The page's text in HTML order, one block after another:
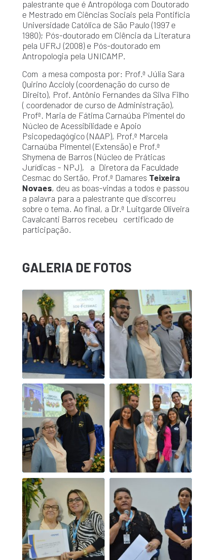
palestrante que é Antropóloga com Doutorado
e Mestrado em Ciências Sociais pela Pontifícia
Universidade Católica de São Paulo (1997 e
1980); Pós-doutorado em Ciência da Literatura
pela UFRJ (2008) e Pós-doutorado em
Antropologia pela UNICAMP.
Com a mesa composta por: Prof.ª Júlia Sara
Quirino Accioly (coordenação do curso de
Direito), Prof. Antônio Fernandes da Silva Filho
( coordenador de curso de Administração),
Profª. Maria de Fátima Carnaúba Pimentel do
Núcleo de Acessibilidade e Apoio
Psicopedagógico (NAAP), Prof.ª Marcela
Carnaúba Pimentel (Extensão) e Prof.ª
Shymena de Barros (Núcleo de Práticas
Jurídicas - NPJ), a Diretora da Faculdade
Cesmac do Sertão, Prof.ª Damares Teixeira
Novaes, deu as boas-vindas a todos e passou
a palavra para a palestrante que discorreu
sobre o tema. Ao final, a Dr.ª Luitgarde Oliveira
Cavalcanti Barros recebeu certificado de
participação.
GALERIA DE FOTOS